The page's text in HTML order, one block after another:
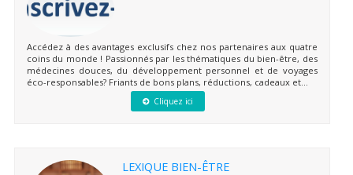
Accédez à des avantages exclusifs chez nos partenaires aux quatre
coins du monde ! Passionnés par les thématiques du bien-être, des
médecines douces, du développement personnel et de voyages
éco-responsables? Friants de bons plans, réductions, cadeaux et...
Cliquez ici
LEXIQUE BIEN-ÊTRE